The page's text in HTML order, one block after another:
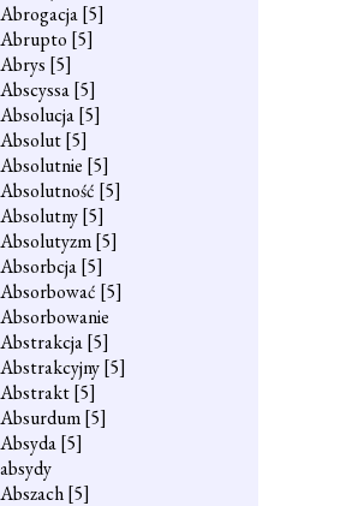
Abrogacja[5]
Abrupto [5]
Abrys [5]
Abscyssa[5]
Absolucja[5]
Absolut[5]
Absolutnie [5]
Absolutność [5]
Absolutny[5]
Absolutyzm[5]
Absorbcja[5]
Absorbować [5]
Absorbowanie
Abstrakcja[5]
Abstrakcyjny[5]
Abstrakt[5]
Absurdum[5]
Absyda[5]
absydy
Abszach[5]